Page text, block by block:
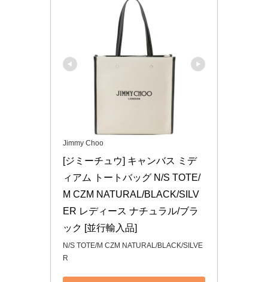
Jimmy Choo
[ジミーチュウ] キャンバス ミデ
ィアム トートバッグ N/S TOTE/
M CZM NATURAL/BLACK/SILV
ER レディース ナチュラル/ブラ
ック [並行輸入品]
N/S TOTE/M CZM NATURAL/BLACK/SILVE
R